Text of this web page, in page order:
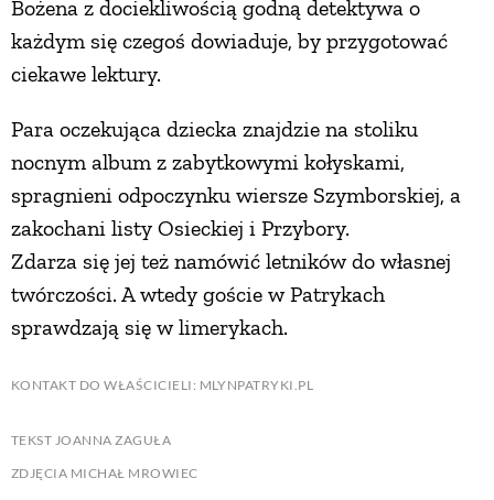
Bożena z dociekliwością godną detektywa o
każdym się czegoś dowiaduje, by przygotować
ciekawe lektury.
Para oczekująca dziecka znajdzie na stoliku
nocnym album z zabytkowymi kołyskami,
spragnieni odpoczynku wiersze Szymborskiej, a
zakochani listy Osieckiej i Przybory.
Zdarza się jej też namówić letników do własnej
twórczości. A wtedy goście w Patrykach
sprawdzają się w limerykach.
KONTAKT DO WŁAŚCICIELI: MLYNPATRYKI.PL
TEKST JOANNA ZAGUŁA
ZDJĘCIA MICHAŁ MROWIEC